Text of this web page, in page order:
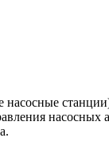
насосных